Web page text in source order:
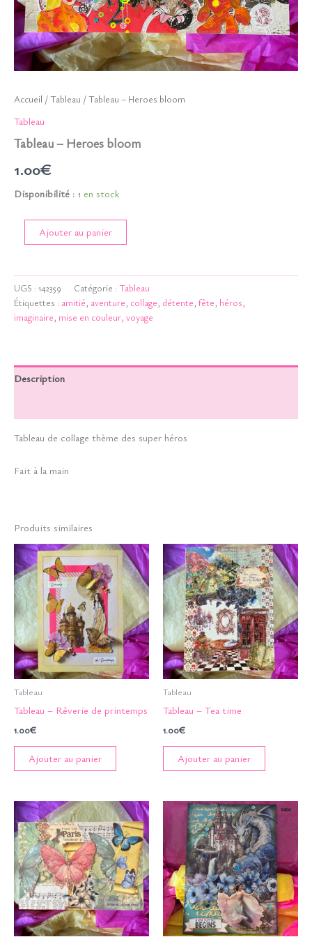
Accueil /Tableau / Tableau – Heroes bloom
Tableau
Tableau – Heroes bloom
1.00€
Disponibilité : 1 en stock
bloom
Ajouter au panier
UGS : 142359 Catégorie : Tableau
Étiquettes : amitié, aventure, collage, détente, fête, héros,
imaginaire, mise en couleur, voyage
Description
Tableau de collage thème des super héros
Fait à la main
Produits similaires
Tableau
Tableau – Rêverie de printemps
1.00€
Ajouter au panier
Tableau
Tableau – Tea time
1.00€
Ajouter au panier